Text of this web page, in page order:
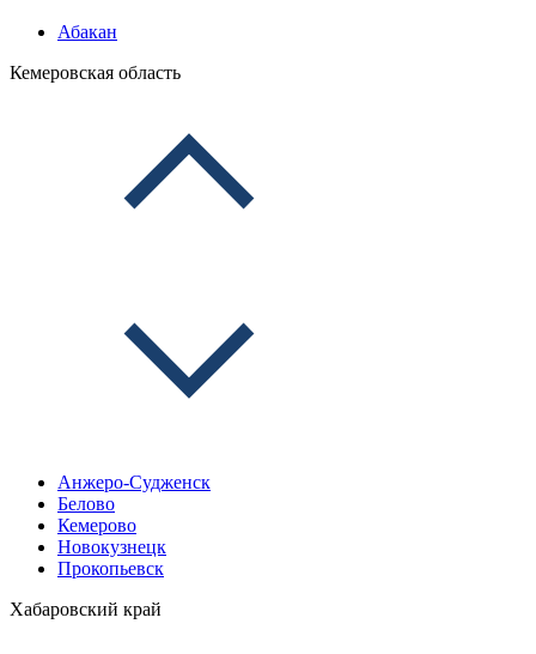
Абакан
Кемеровская область
Анжеро-Судженск
Белово
Кемерово
Новокузнецк
Прокопьевск
Хабаровский край